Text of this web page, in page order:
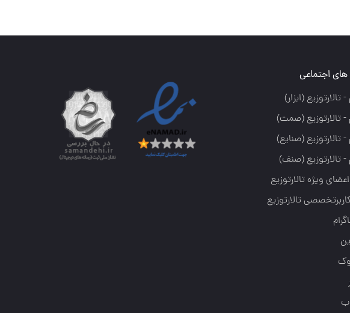
اجتماعی
- تالارتوزيع (ابزار)
- تالارتوزيع (صمت)
- تالارتوزيع (صنايع)
- تالارتوزیع (صنف)
ویژه تالارتوزیع
تالارتوزیع